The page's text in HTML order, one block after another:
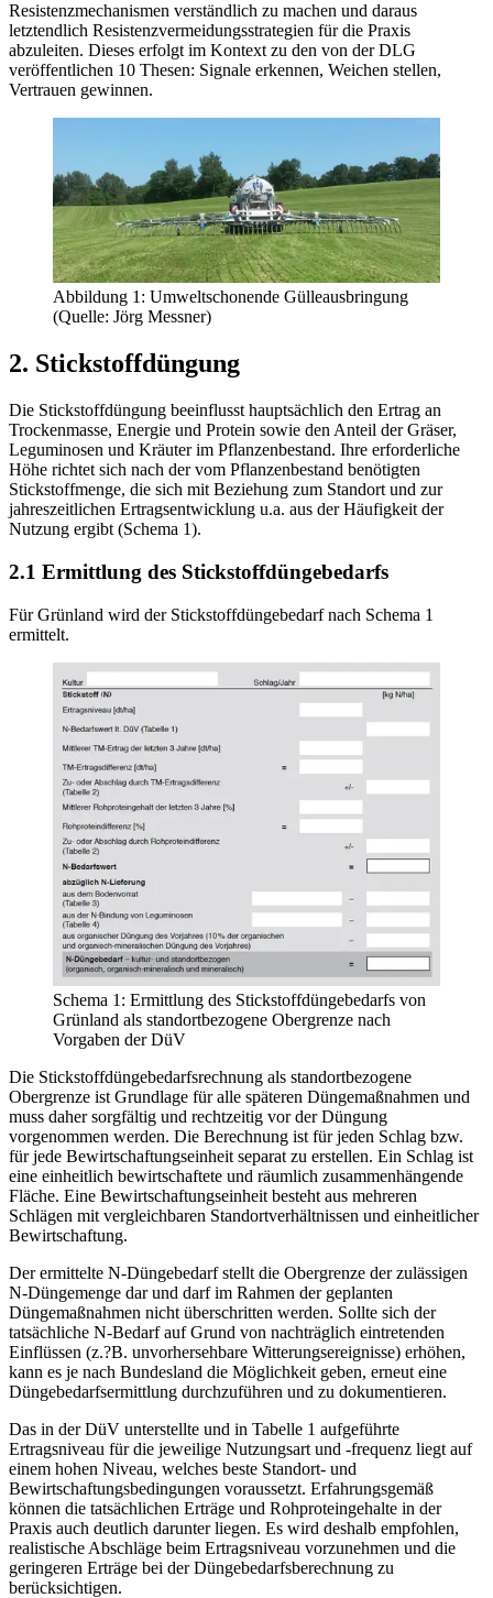
Resistenzmechanismen verständlich zu machen und daraus
letztendlich Resistenzvermeidungsstrategien für die Praxis
abzuleiten. Dieses erfolgt im Kontext zu den von der DLG
veröffentlichen 10 Thesen: Signale erkennen, Weichen stellen,
Vertrauen gewinnen.
Abbildung 1: Umweltschonende Gülleausbringung
(Quelle: Jörg Messner)
2. Stickstoffdüngung
Die Stickstoffdüngung beeinflusst hauptsächlich den Ertrag an
Trockenmasse, Energie und Protein sowie den Anteil der Gräser,
Leguminosen und Kräuter im Pflanzenbestand. Ihre erforderliche
Höhe richtet sich nach der vom Pflanzenbestand benötigten
Stickstoffmenge, die sich mit Beziehung zum Standort und zur
jahreszeitlichen Ertragsentwicklung u.a. aus der Häufigkeit der
Nutzung ergibt (Schema 1).
2.1 Ermittlung des Stickstoffdüngebedarfs
Für Grünland wird der Stickstoffdüngebedarf nach Schema 1
ermittelt.
Schema 1: Ermittlung des Stickstoffdüngebedarfs von
Grünland als standortbezogene Obergrenze nach
Vorgaben der DüV
Die Stickstoffdüngebedarfsrechnung als stand­ortbezogene
Obergrenze ist Grundlage für alle späteren Düngemaßnahmen und
muss daher sorgfältig und rechtzeitig vor der Düngung
vorgenommen werden. Die Berechnung ist für jeden Schlag bzw.
für jede Bewirtschaftungseinheit separat zu erstellen. Ein Schlag ist
eine einheitlich bewirtschaftete und räumlich zusammenhängende
Fläche. Eine Bewirtschaftungseinheit besteht aus mehreren
Schlägen mit vergleichbaren Standortverhältnissen und einheitlicher
Bewirtschaftung.
Der ermittelte N-Düngebedarf stellt die Obergrenze der zulässigen
N-Düngemenge dar und darf im Rahmen der geplanten
Düngemaßnahmen nicht überschritten werden. Sollte sich der
tatsächliche N-Bedarf auf Grund von nachträglich eintretenden
Einflüssen (z.?B. unvorhersehbare Witterungsereignisse) erhöhen,
kann es je nach Bundesland die Möglichkeit geben, erneut eine
Düngebedarfsermittlung durchzuführen und zu dokumentieren.
Das in der DüV unterstellte und in Tabelle 1 aufgeführte
Ertragsniveau für die jeweilige Nutzungsart und -frequenz liegt auf
einem hohen Niveau, welches beste Standort- und
Bewirtschaftungsbedingungen voraussetzt. Erfahrungsgemäß
können die tatsächlichen Erträge und Rohproteingehalte in der
Praxis auch deutlich darunter liegen. Es wird deshalb empfohlen,
realistische Abschläge beim Ertragsniveau vor­zu­nehmen und die
geringeren Erträge bei der Düngebedarfsberechnung zu
berücksichtigen.